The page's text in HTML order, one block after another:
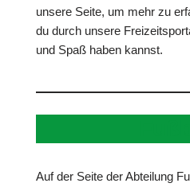
unsere Seite, um mehr zu
du durch unsere
und Spaß haben kannst.
Auf der Seite der Abteilung